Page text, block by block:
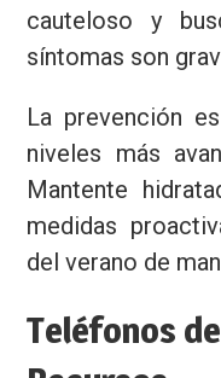
cauteloso y
síntomas son
La prevención
niveles más
Mantente
medidas
del verano de
Teléfonos